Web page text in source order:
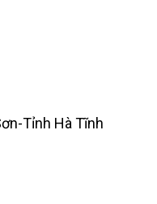
Tỉnh Hà Tĩnh